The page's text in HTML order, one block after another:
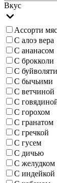
Вкус
Ассорти
С алоэ вера
С ананасом
С брокколи
С
С бычьими
С ветчиной
С
С горохом
С гранатом
С гречкой
С гусем
С дичью
С желудком
С индейкой